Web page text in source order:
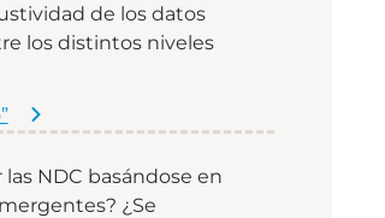
de los datos
los distintos niveles
NDC basándose en
¿Se